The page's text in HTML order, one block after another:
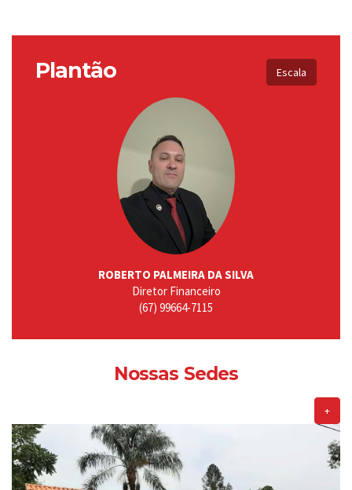
Plantão Escala
ROBERTO PALMEIRA DA SILVA
Diretor Financeiro
(67) 99664-7115
Nossas Sedes
+